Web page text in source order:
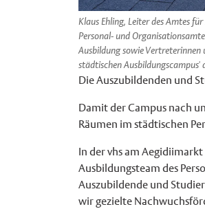
Klaus Ehling, Leiter des Amtes
Personal- und
Ausbildung sowie Vertreterinnen
städtischen Ausbildungscampus'
Die Auszubildenden und
Damit der Campus nach
Räumen im städtischen
In der vhs am
Ausbildungsteam des
Auszubildende und
wir gezielte